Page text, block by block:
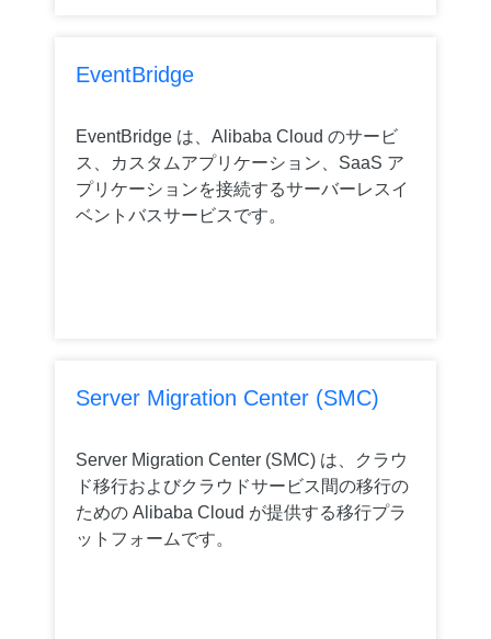
EventBridge
EventBridge は、Alibaba Cloud のサービ
ス、カスタムアプリケーション、SaaS ア
プリケーションを接続するサーバーレスイ
ベントバスサービスです。
Server Migration Center (SMC)
Server Migration Center (SMC) は、クラウ
ド移行およびクラウドサービス間の移行の
ための Alibaba Cloud が提供する移行プラ
ットフォームです。